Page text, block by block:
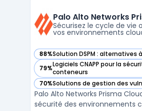
cloud, et des terminaux, tout
conformité et la perfo ...
Palo Alto Networks
Sécurisez le cycle de vie
vos environnements
88%Solution DSPM : alternatives
— voir Palo Alto Networks Prisma
79%Logiciels CNAPP pour la
conteneurs
— voir Palo Alto Networks
70%Solutions de gestion des
— voir Palo Alto Networks Prisma
Palo Alto Networks Prisma
sécurité des environnements